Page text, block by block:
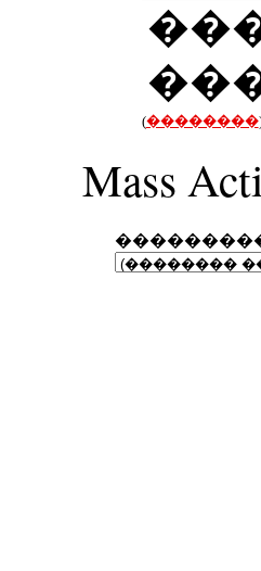
(��������
Mass